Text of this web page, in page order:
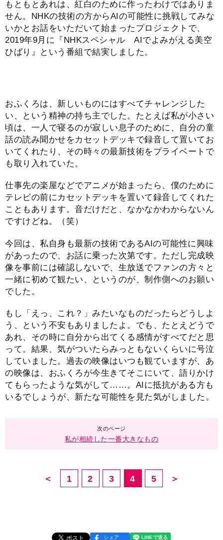
もともとあれは、紅白のために作ったわけではありま
せん。NHKの技術の方からAIの可能性に挑戦してみな
いかとお話をいただいて始まったプロジェクトで、
2019年9月に『NHKスペシャル AIでよみがえる美空
ひばり』という番組で結実しました。
おふくろは、新しいものにはすべてチャレンジした
い、という精神の持ち主でした。たとえば私が小さい
頃は、一人で寝るのが寂しい息子のために、自分の童
話の読み聞かせをカセットデッキで録音して置いてお
いてくれたり、その時々の最新技術をプライベートで
も取り入れていた。
仕事先の楽屋などでアニメが始まったら、僕のために
テレビの前にカセットデッキを置いて録音してくれた
こともあります。音だけだと、なかなかわからないん
ですけどね。（笑）
今回は、私自身も最新の技術であるAIの可能性に興味
があったので、お話に乗った次第です。ただし完成映
像を事前には確認しないで、生放送でファンの方々と
一緒に初めて観たい、というのが、制作側へのお願い
でした。
もし「えっ、これ？」みたいなものだったらどうしよ
う、という不安もありましたよ。でも、たとえどうで
あれ、その時に自分から出てくる感情がすべてだと思
って。結果、気がついたらみっともないくらいに号泣
していました。過去の映像はいつも観ていますが、あ
の映像は、おふくろが今生きてそこにいて、語りかけ
てもらったような気がして……。AIに抵抗がある方も
いるでしょうが、新たな可能性を見た気がしました。
私が相続した一番大きなもの
＜ 1 2 3 4 5 ＞
シェア